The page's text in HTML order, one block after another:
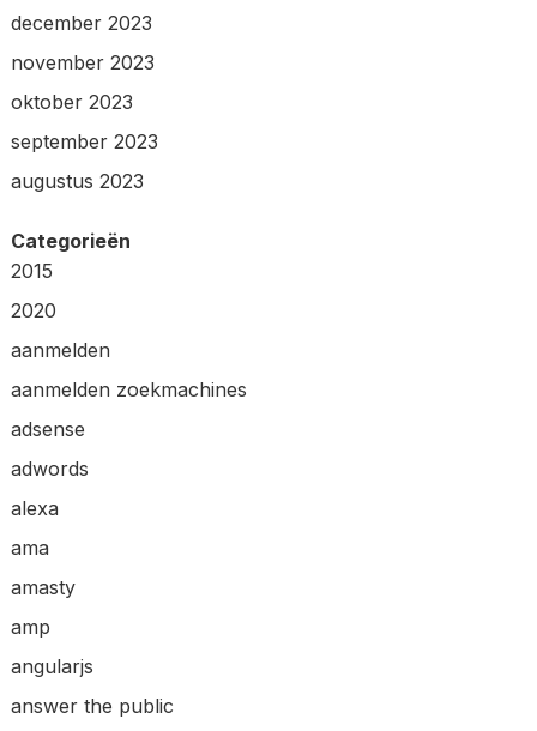
december 2023
november 2023
oktober 2023
september 2023
augustus 2023
Categorieën
2015
2020
aanmelden
aanmelden zoekmachines
adsense
adwords
alexa
ama
amasty
amp
angularjs
answer the public